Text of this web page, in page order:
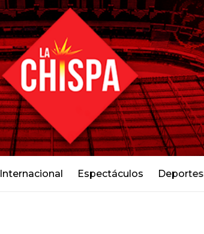
Internacional Espectáculos Deportes